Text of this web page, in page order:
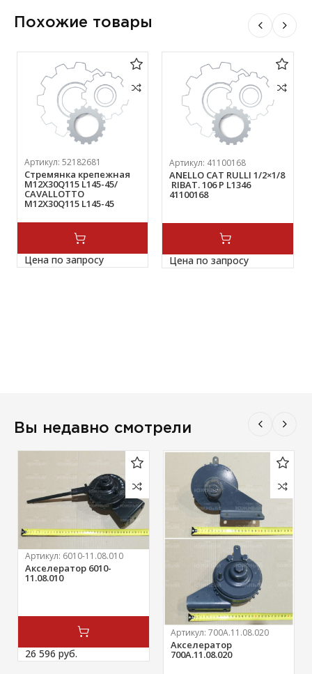
Похожие товары
Артикул:52182681
Стремянка крепежная
M12X30Q115 L145-45/
CAVALLOTTO
M12X30Q115 L145-45
Цена по запросу
Артикул: 41100168
ANELLO CAT RULLI 1/2×1/8
RIBAT. 106 P L1346
41100168
Цена по запросу
Вы недавно смотрели
Артикул: 6010-11.08.010
Акселератор 6010-
11.08.010
26 596 руб.
Артикул: 700А.11.08.020
Акселератор
700А.11.08.020